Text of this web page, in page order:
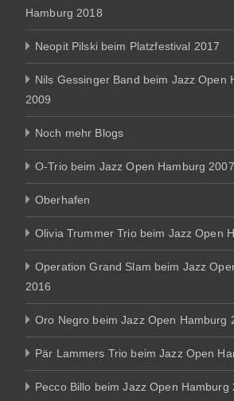
Hamburg 2018
Neopit Pilski beim Platzfestival 2017
Nils Gessinger Band beim Jazz Open
2009
Noch mehr Blogs
O-Trio beim Jazz Open Hamburg 2007
Oberhafen
Olivia Trummer Trio beim Jazz Open
Operation Grand Slam beim Jazz
2016
Oro Negro beim Jazz Open Hamburg
Pär Lammers Trio beim Jazz Open
Pecco Billo beim Jazz Open Hamburg